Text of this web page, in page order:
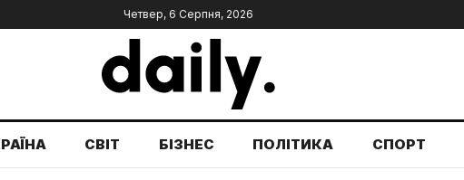
Четвер, 6 Серпня, 2026
СВІТ БІЗНЕС ПОЛІТИКА СПОРТ